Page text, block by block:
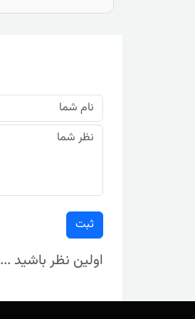
ثبت
اولین نظر باشید ...